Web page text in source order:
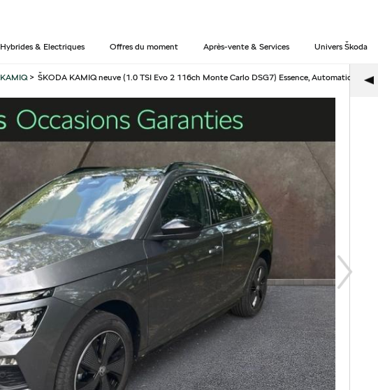
Hybrides & Electriques Offres du moment Après-vente & Services Univers Škoda
KAMIQ> ŠKODA KAMIQ neuve (1.0 TSI Evo 2 116ch Monte Carlo DSG7) Essence, Automatique à